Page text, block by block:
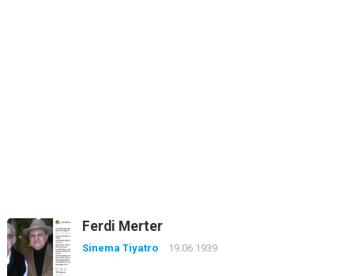
Ferdi Merter
Sinema Tiyatro 19.06.1939